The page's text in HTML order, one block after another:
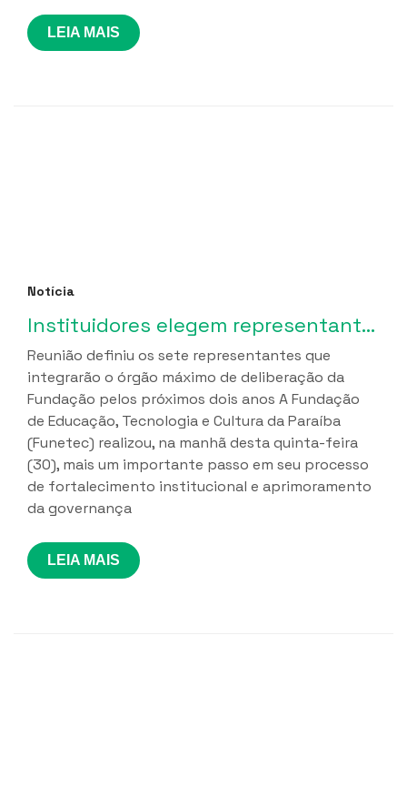
LEIA MAIS
Notícia
Instituidores elegem representantes para o Conselho Curador da Funetec em marco de fortalecimento da governança institucional
Reunião definiu os sete representantes que
integrarão o órgão máximo de deliberação da
Fundação pelos próximos dois anos A Fundação
de Educação, Tecnologia e Cultura da Paraíba
(Funetec) realizou, na manhã desta quinta-feira
(30), mais um importante passo em seu processo
de fortalecimento institucional e aprimoramento
da governança
LEIA MAIS